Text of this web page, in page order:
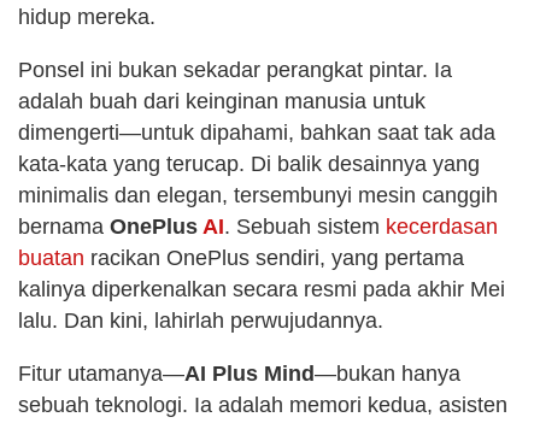
hidup mereka.
Ponsel ini bukan sekadar perangkat pintar. Ia
adalah buah dari keinginan manusia untuk
dimengerti—untuk dipahami, bahkan saat tak ada
kata-kata yang terucap. Di balik desainnya yang
minimalis dan elegan, tersembunyi mesin canggih
bernama OnePlus AI. Sebuah sistem kecerdasan
buatan racikan OnePlus sendiri, yang pertama
kalinya diperkenalkan secara resmi pada akhir Mei
lalu. Dan kini, lahirlah perwujudannya.
Fitur utamanya—AI Plus Mind—bukan hanya
sebuah teknologi. Ia adalah memori kedua, asisten